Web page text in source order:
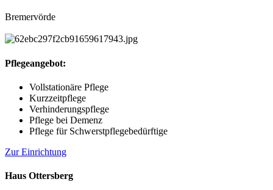
Bremervörde
Pflegeangebot:
Vollstationäre Pflege
Kurzzeitpflege
Verhinderungspflege
Pflege bei Demenz
Pflege für Schwerstpflegebedürftige
Zur Einrichtung
Haus Ottersberg